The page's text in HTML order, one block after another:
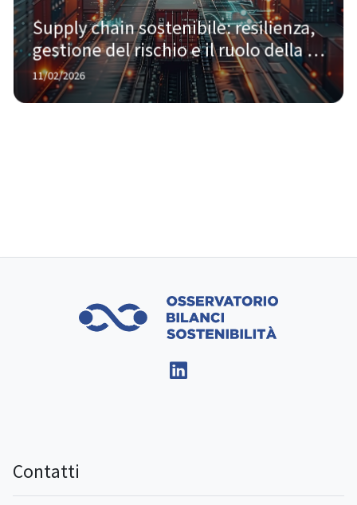
Supply chain sostenibile: resilienza,
gestione del rischio e il ruolo della
tecnologia
11/02/2026
Contatti